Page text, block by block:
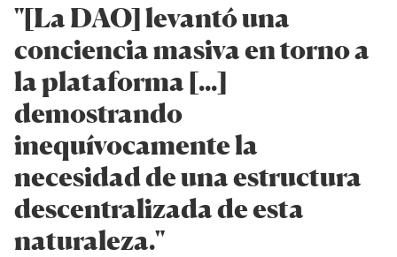
"[La DAO] levantó una
conciencia masiva en torno a
la plataforma [...]
demostrando
inequívocamente la
necesidad de una estructura
descentralizada de esta
naturaleza."